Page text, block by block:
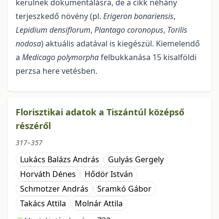
kerül­nek dokumentálásra, de a cikk néhány
terjeszkedő növény (pl. Erigeron bonariensis,
Lepidium densiflo­rum, Plantago coronopus, Torilis
nodosa) aktuális adatával is kiegészül. Kiemelendő
a Medicago poly­morphafelbukkanása 15 kisalföldi
perzsa here vetésben.
Florisztikai adatok a Tiszántúl középső
részéről
317–357
Lukács Balázs András
Gulyás Gergely
Horváth Dénes
Hődör István
Schmotzer András
Sramkó Gábor
Takács Attila
Molnár Attila